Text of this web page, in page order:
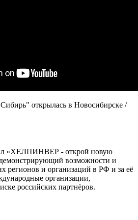
открылась в Новосибирске /
«ХЕЛПИНВЕР - открой новую
возможности и
регионов и организаций в РФ и за её
организации,
российских партнёров.